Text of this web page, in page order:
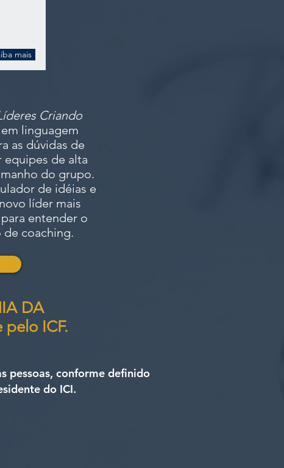
mais
Criando
linguagem
as dúvidas de
equipes de alta
do grupo.
de idéias e
líder mais
entender o
de coaching.
DA
ICF.
pessoas, conforme definido
do ICI.